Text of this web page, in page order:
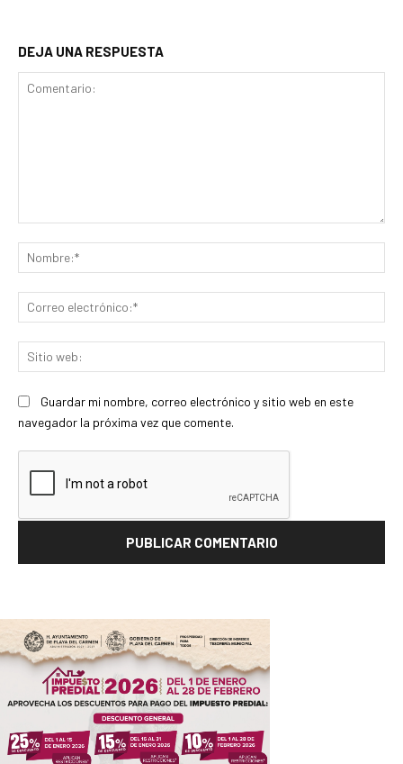
DEJA UNA RESPUESTA
Guardar mi nombre, correo electrónico y sitio web en este
navegador la próxima vez que comente.